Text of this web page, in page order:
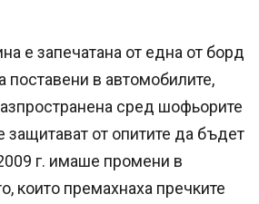
е запечатана от една от борд
поставени в автомобилите,
сред шофьорите
защитават от опитите да бъдет
г. имаше промени в
които премахнаха пречките